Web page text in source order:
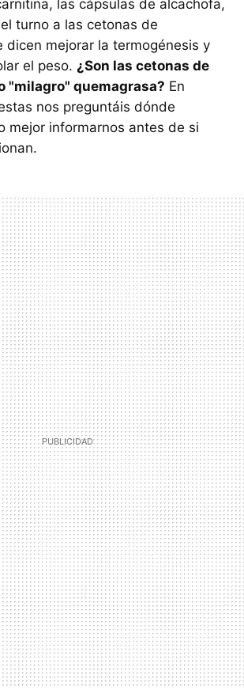
las cápsulas de alcachofa,
turno a las cetonas de
dicen mejorar la termogénesis y
el peso. ¿Son las cetonas de
"milagro" quemagrasa? En
nos preguntáis dónde
mejor informarnos antes de si